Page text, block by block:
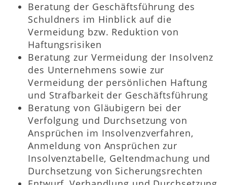
Beratung der Geschäftsführung des
Schuldners im Hinblick auf die
Vermeidung bzw. Reduktion von
Haftungsrisiken
Beratung zur Vermeidung der Insolvenz
des Unternehmens sowie zur
Vermeidung der persönlichen Haftung
und Strafbarkeit der Geschäftsführung
Beratung von Gläubigern bei der
Verfolgung und Durchsetzung von
Ansprüchen im Insolvenzverfahren,
Anmeldung von Ansprüchen zur
Insolvenztabelle, Geltendmachung und
Durchsetzung von Sicherungsrechten